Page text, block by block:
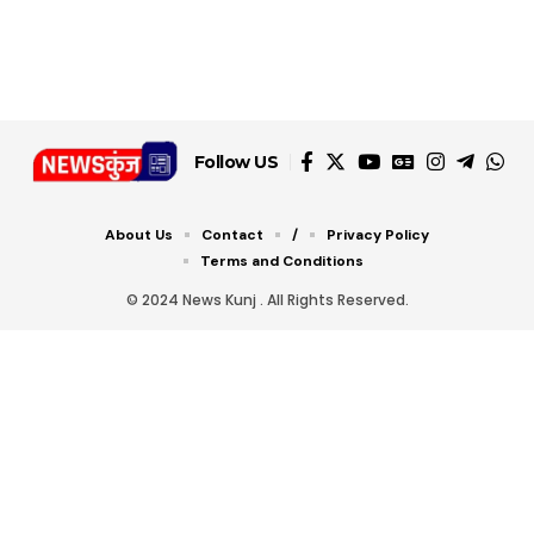
Follow US
© 2024 News Kunj . All Rights Reserved.
About Us Contact /
Privacy Policy
Terms and Conditions